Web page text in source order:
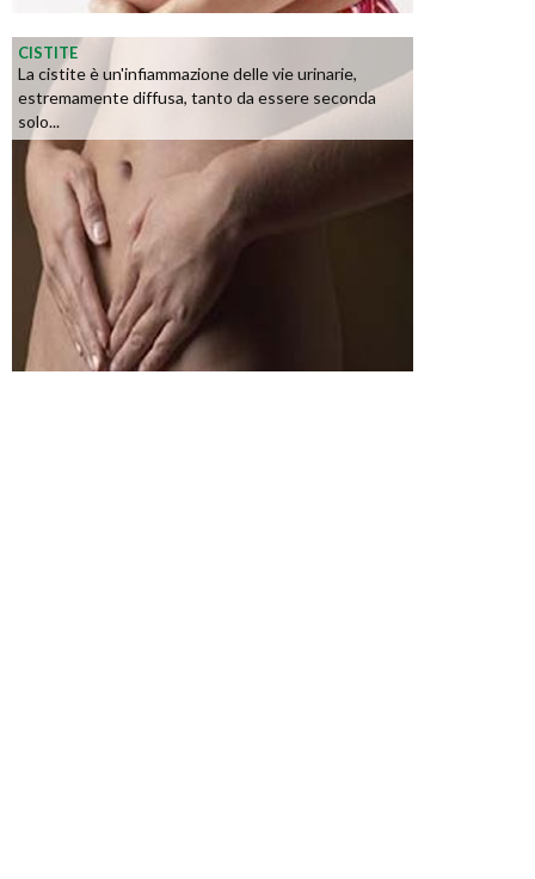
CISTITE
La cistite è un'infiammazione delle vie urinarie,
estremamente diffusa, tanto da essere seconda
solo...